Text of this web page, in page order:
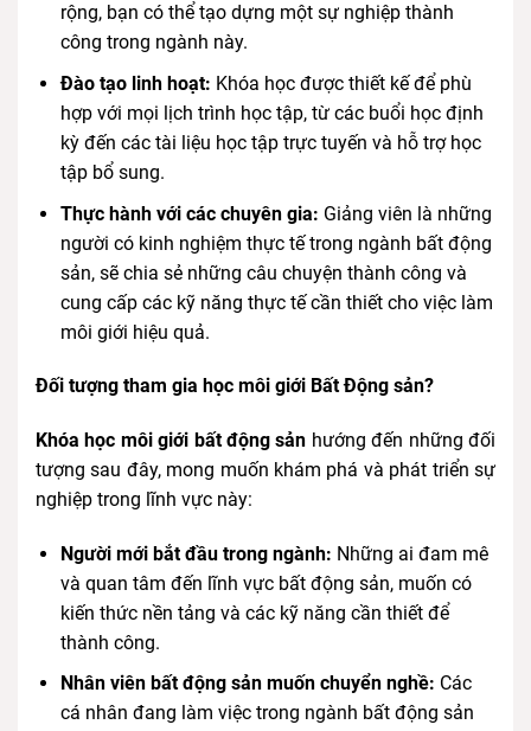
rộng, bạn có thể tạo dựng một sự nghiệp thành
công trong ngành này.
Đào tạo linh hoạt: Khóa học được thiết kế để phù
hợp với mọi lịch trình học tập, từ các buổi học định
kỳ đến các tài liệu học tập trực tuyến và hỗ trợ học
tập bổ sung.
Thực hành với các chuyên gia: Giảng viên là những
người có kinh nghiệm thực tế trong ngành bất động
sản, sẽ chia sẻ những câu chuyện thành công và
cung cấp các kỹ năng thực tế cần thiết cho việc làm
môi giới hiệu quả.
Đối tượng tham gia học môi giới Bất Động sản?
Khóa học môi giới bất động sản hướng đến những đối
tượng sau đây, mong muốn khám phá và phát triển sự
nghiệp trong lĩnh vực này:
Người mới bắt đầu trong ngành: Những ai đam mê
và quan tâm đến lĩnh vực bất động sản, muốn có
kiến thức nền tảng và các kỹ năng cần thiết để
thành công.
Nhân viên bất động sản muốn chuyển nghề: Các
cá nhân đang làm việc trong ngành bất động sản